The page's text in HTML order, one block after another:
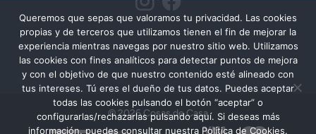
© 2026 Cosas de Casa
Queremos que sepas que valoramos tu privacidad. Las cookies
propias y de terceros que utilizamos tienen el fin de mejorar la
experiencia mientras navegas por nuestro sitio web. Utilizamos
las cookies con fines analíticos para detectar puntos de mejora
y con el objetivo de que nuestro contenido esté alineado con
tus intereses. Tú eres el dueño de tus datos. Puedes aceptar
todas las cookies pulsando el botón “aceptar” o
configurarlas/rechazarlas pulsando aquí. Si deseas más
información, puedes consultar nuestra Política de Cookies.